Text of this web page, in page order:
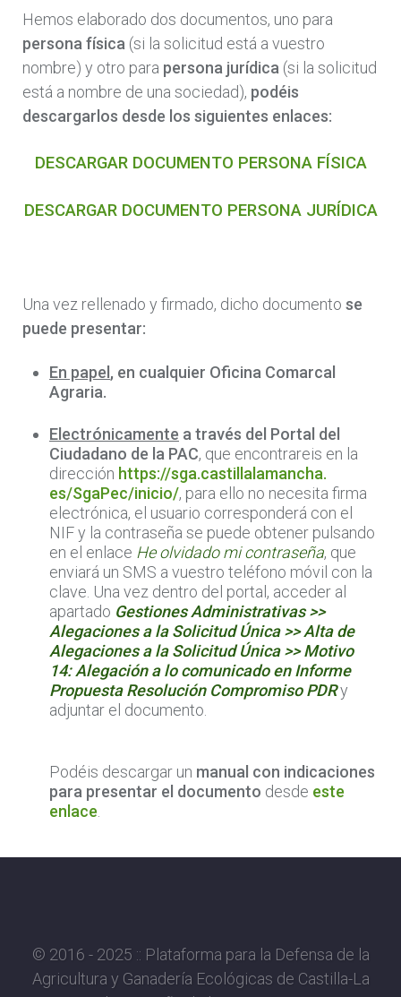
Hemos elaborado dos documentos, uno para
persona física (si la solicitud está a vuestro
nombre) y otro para persona jurídica (si la solicitud
está a nombre de una sociedad), podéis
descargarlos desde los siguientes enlaces:
DESCARGAR DOCUMENTO PERSONA FÍSICA
DESCARGAR DOCUMENTO PERSONA JURÍDICA
Una vez rellenado y firmado, dicho documento se
puede presentar:
En papel , en cualquier Oficina Comarcal
Agraria.
Electrónicamente a través del Portal del
Ciudadano de la PAC, que encontrareis en la
dirección https://sga.castillalamancha.
es/SgaPec/inicio/, para ello no necesita firma
electrónica, el usuario corresponderá con el
NIF y la contraseña se puede obtener pulsando
en el enlace He olvidado mi contraseña, que
enviará un SMS a vuestro teléfono móvil con la
clave. Una vez dentro del portal, acceder al
apartado Gestiones Administrativas >>
Alegaciones a la Solicitud Única >> Alta de
Alegaciones a la Solicitud Única >> Motivo
14: Alegación a lo comunicado en Informe
Propuesta Resolución Compromiso PDRy
adjuntar el documento.
Podéis descargar un manual con indicaciones
para presentar el documento desde este
enlace
© 2016 - 2025 :: Plataforma para la Defensa de la
Agricultura y Ganadería Ecológicas de Castilla-La